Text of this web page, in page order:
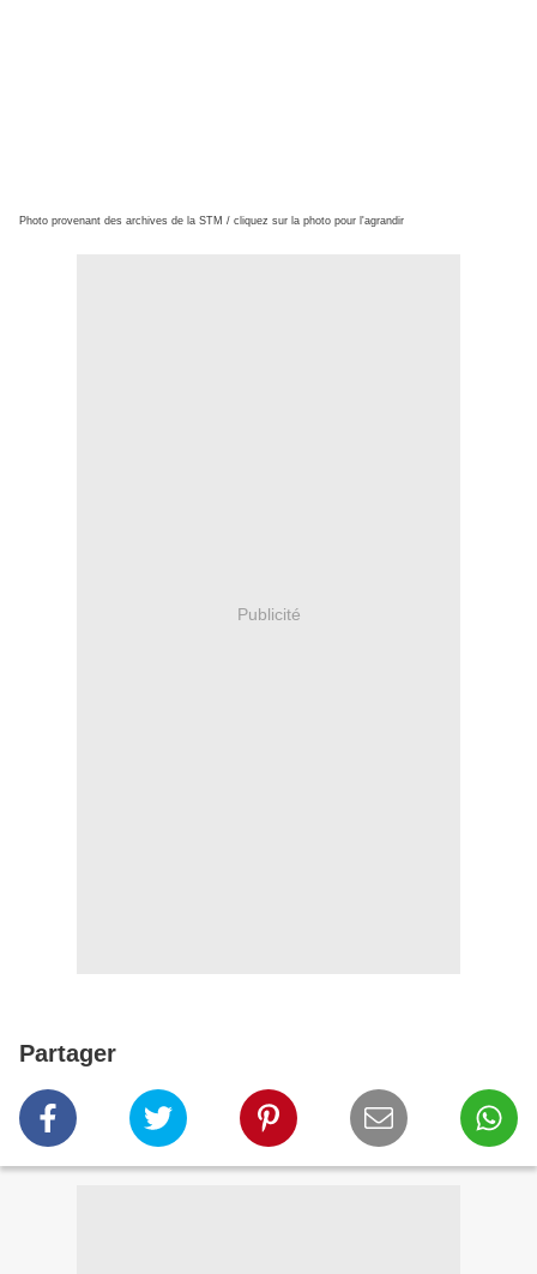
Photo provenant des archives de la STM / cliquez sur la photo pour l'agrandir
Publicité
Partager